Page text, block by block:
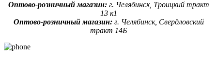
Оптово-розничный магазин: г. Челябинск, Троицкий тракт
13 к1
Оптово-розничный магазин:г. Челябинск, Свердловский
тракт 14Б